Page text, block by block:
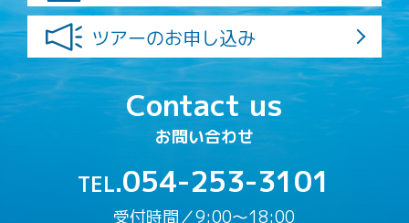
ツアーのお申し込み
Contact us
お問い合わせ
TEL.054-253-3101
受付時間／9:00〜18:00